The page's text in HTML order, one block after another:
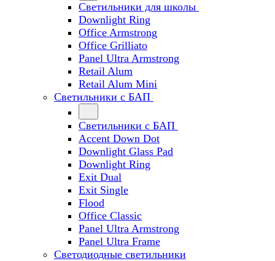
Светильники для школы
Downlight Ring
Office Armstrong
Office Grilliato
Panel Ultra Armstrong
Retail Alum
Retail Alum Mini
Светильники с БАП
Светильники с БАП
Accent Down Dot
Downlight Glass Pad
Downlight Ring
Exit Dual
Exit Single
Flood
Office Classic
Panel Ultra Armstrong
Panel Ultra Frame
Светодиодные светильники